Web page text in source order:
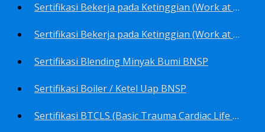
Sertifikasi Bekerja pada Ketinggian (Work at Height)-Competency person (TKPK-TK3) BNSP
Sertifikasi Bekerja pada Ketinggian (Work at Height)-Pekerja/Standby Person (TKBT-TK2) BNSP
Sertifikasi Blending Minyak Bumi BNSP
Sertifikasi Boiler / Ketel Uap BNSP
Sertifikasi BTCLS (Basic Trauma Cardiac Life Support) BNSP